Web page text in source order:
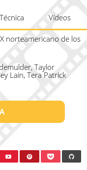
Vídeos
norteamericano de los
Taylor
Lain, Tera Patrick